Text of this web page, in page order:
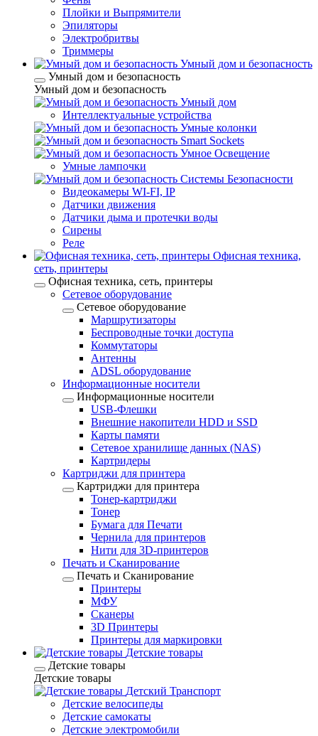
Плойки и Выпрямители
Эпиляторы
Электробритвы
Триммеры
Умный дом и безопасность
Умный дом и безопасность
Умный дом и безопасность
Умный дом
Интеллектуальные устройства
Умные колонки
Smart Sockets
Умное Освещение
Умные лампочки
Системы Безопасности
Видеокамеры WI-FI, IP
Датчики движения
Датчики дыма и протечки воды
Сирены
Реле
Офисная техника,
cеть, принтеры
Офисная техника, cеть, принтеры
Сетевое оборудование
Сетевое оборудование
Маршрутизаторы
Беспроводные точки доступа
Коммутаторы
Антенны
ADSL оборудование
Информационные носители
Информационные носители
USB-Флешки
Внешние накопители HDD и SSD
Карты памяти
Сетевое хранилище данных (NAS)
Картридеры
Картриджи для принтера
Картриджи для принтера
Тонер-картриджи
Тонер
Бумага для Печати
Чернила для принтеров
Нити для 3D-принтеров
Печать и Сканирование
Печать и Сканирование
Принтеры
МФУ
Сканеры
3D Принтеры
Принтеры для маркировки
Детские товары
Детские товары
Детские товары
Детский Транспорт
Детские велосипеды
Детские самокаты
Детские электромобили